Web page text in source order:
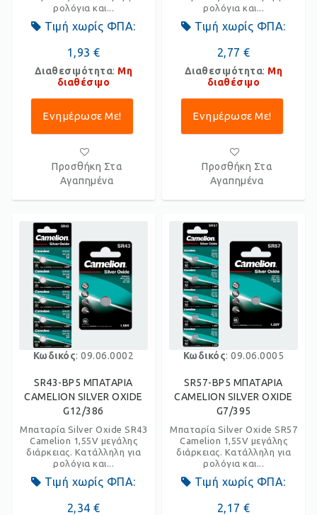
ρολόγια και...
Τιμή χωρίς ΦΠΑ:
1,93 €
Διαθεσιμότητα: Μη
διαθέσιμο
Ενημέρωσε Με!
Προσθήκη Στα
Αγαπημένα
Κωδικός: 09.06.0002
SR43-BP5 ΜΠΑΤΑΡΙΑ
CAMELION SILVER OXIDE
G12/386
Μπαταρία Silver Oxide SR43
Camelion 1,55V μεγάλης
διάρκειας. Κατάλληλη για
ρολόγια και...
Τιμή χωρίς ΦΠΑ:
2,34 €
ρολόγια και...
Τιμή χωρίς ΦΠΑ:
2,77 €
Διαθεσιμότητα: Μη
διαθέσιμο
Ενημέρωσε Με!
Προσθήκη Στα
Αγαπημένα
Κωδικός: 09.06.0005
SR57-BP5 ΜΠΑΤΑΡΙΑ
CAMELION SILVER OXIDE
G7/395
Μπαταρία Silver Oxide SR57
Camelion 1,55V μεγάλης
διάρκειας. Κατάλληλη για
ρολόγια και...
Τιμή χωρίς ΦΠΑ:
2,17 €